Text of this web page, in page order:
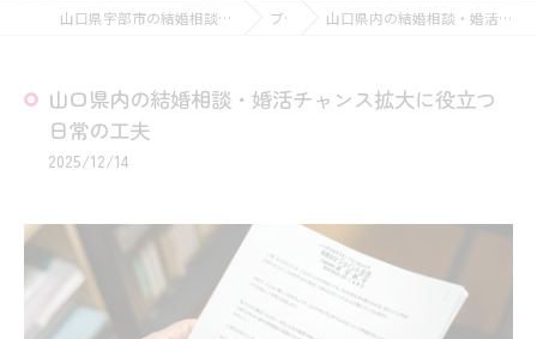
山口県宇部市の結婚相談所なら有限会社ジョイント企画 ブログ 山口県内の結婚相談・婚活チャンス拡大に役立つ日常の工夫
山口県内の結婚相談・婚活チャンス拡大に役立つ
日常の工夫
2025/12/14